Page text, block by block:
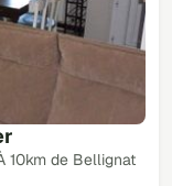
10km de Bellignat